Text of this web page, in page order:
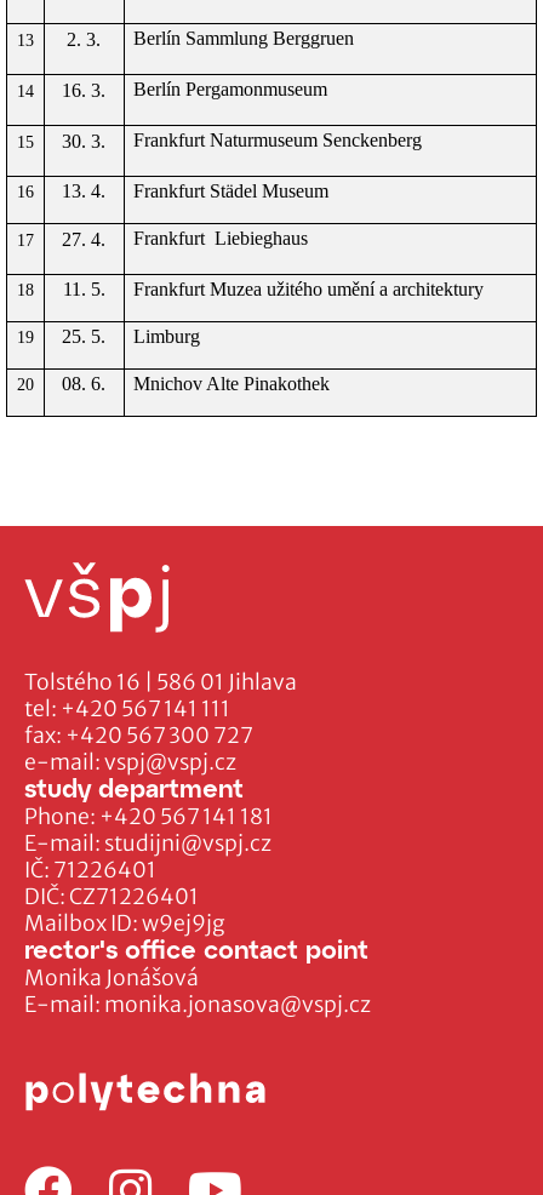
13 2. 3. Berlín Sammlung Berggruen
14 16. 3. Berlín Pergamonmuseum
15 30. 3. Frankfurt Naturmuseum Senckenberg
16 13. 4. Frankfurt Städel Museum
17 27. 4. Frankfurt Liebieghaus
18 11. 5. Frankfurt Muzea užitého umění a architektury
19 25. 5. Limburg
20 08. 6. Mnichov Alte Pinakothek
Tolstého 16 | 586 01 Jihlava
tel: +420 567 141 111
fax: +420 567 300 727
e-mail:vspj@vspj.cz
IČ: 71226401
DIČ: CZ71226401
Mailbox ID: w9ej9jg
study department
Phone: +420 567 141 181
E-mail: studijni@vspj.cz
rector's office contact point
Monika Jonášová
E-mail: monika.jonasova@vspj.cz